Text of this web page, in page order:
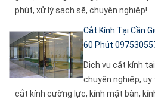
phút, xử lý sạch sẽ, chuyên nghiệp!
Cắt Kính Tại Cần
60 Phút
Dịch vụ cắt kính
chuyên nghiệp, uy
cắt kính cường lực, kính mặt bàn,